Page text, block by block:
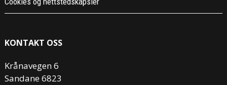
KONTAKT OSS
Krånavegen 6
Sandane 6823